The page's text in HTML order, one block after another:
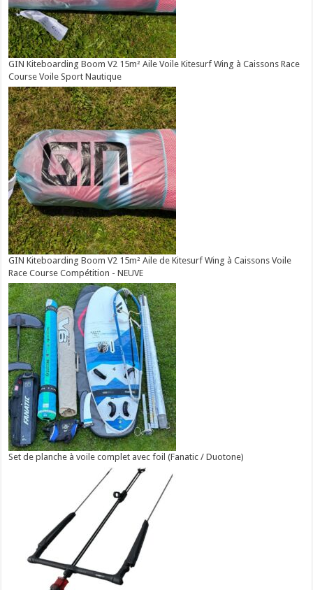
GIN Kiteboarding Boom V2 15m² Aile Voile Kitesurf Wing à Caissons Race
Course Voile Sport Nautique
GIN Kiteboarding Boom V2 15m² Aile de Kitesurf Wing à Caissons Voile
Race Course Compétition - NEUVE
Set de planche à voile complet avec foil (Fanatic / Duotone)